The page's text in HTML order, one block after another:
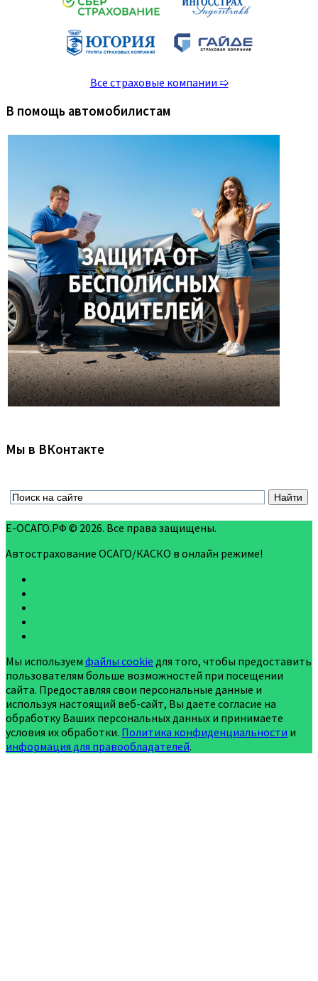
Все страховые компании ➯
В помощь автомобилистам
Мы в ВКонтакте
Е-ОСАГО.РФ © 2026. Все права защищены.
Автострахование ОСАГО/КАСКО в онлайн режиме!
Мы используем файлы cookie для того, чтобы предоставить
пользователям больше возможностей при посещении
сайта. Предоставляя свои персональные данные и
используя настоящий веб-сайт, Вы даете согласие на
обработку Ваших персональных данных и принимаете
условия их обработки. Политика конфиденциальности и
информация для правообладателей.